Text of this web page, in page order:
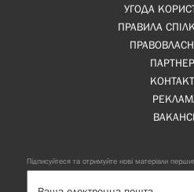
УГОДА
ПРАВИЛА
Підписуйтеся та отримуйте нові матеріали